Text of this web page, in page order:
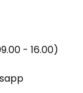
- 16.00)